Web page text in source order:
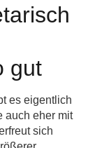
gut
es eigentlich
auch eher mit
sich